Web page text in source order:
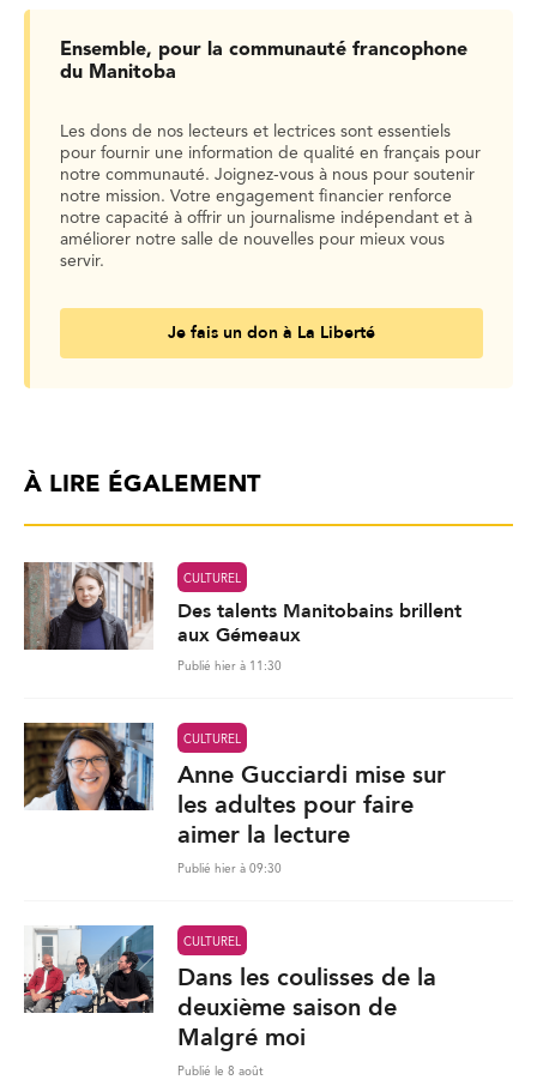
Ensemble, pour la communauté francophone
du Manitoba
Les dons de nos lecteurs et lectrices sont essentiels
pour fournir une information de qualité en français pour
notre communauté. Joignez-vous à nous pour soutenir
notre mission. Votre engagement financier renforce
notre capacité à offrir un journalisme indépendant et à
améliorer notre salle de nouvelles pour mieux vous
servir.
Je fais un don à La Liberté
À LIRE ÉGALEMENT
CULTUREL
Des talents Manitobains brillent
aux Gémeaux
Publié hier à 11:30
CULTUREL
Anne Gucciardi mise sur
les adultes pour faire
aimer la lecture
Publié hier à 09:30
CULTUREL
Dans les coulisses de la
deuxième saison de
Malgré moi
Publié le 8 août